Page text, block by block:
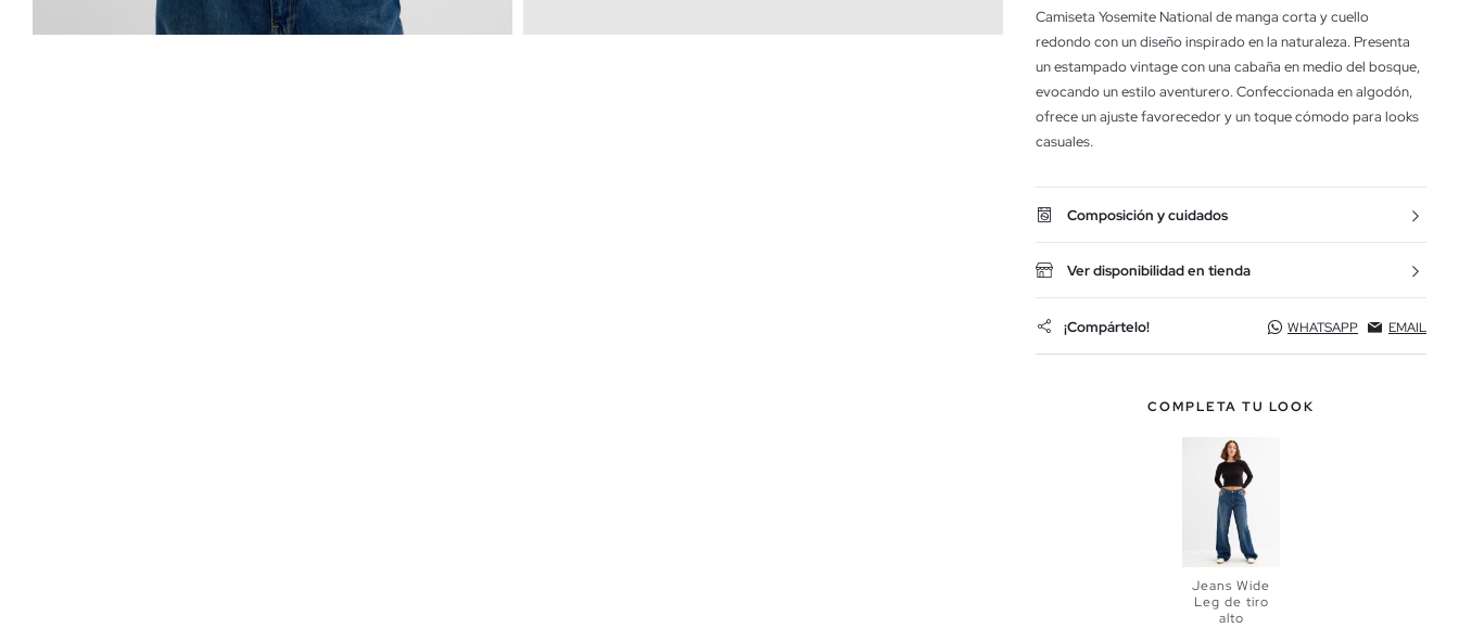
Camiseta Yosemite National de manga corta y cuello
redondo con un diseño inspirado en la naturaleza. Presenta
un estampado vintage con una cabaña en medio del bosque,
evocando un estilo aventurero. Confeccionada en algodón,
ofrece un ajuste favorecedor y un toque cómodo para looks
casuales.
Composición y cuidados
Ver disponibilidad en tienda
¡Compártelo! WHATSAPP EMAIL
COMPLETA TU LOOK
Jeans Wide
Leg de tiro
alto